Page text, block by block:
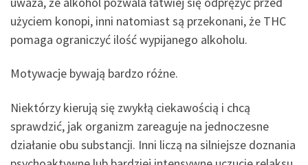
użyciem konopi, inni natomiast są przekonani, że THC
pomaga ograniczyć ilość wypijanego alkoholu.
Motywacje bywają bardzo różne.
Niektórzy kierują się zwykłą ciekawością i chcą
sprawdzić, jak organizm zareaguje na jednoczesne
działanie obu substancji. Inni liczą na silniejsze doznania